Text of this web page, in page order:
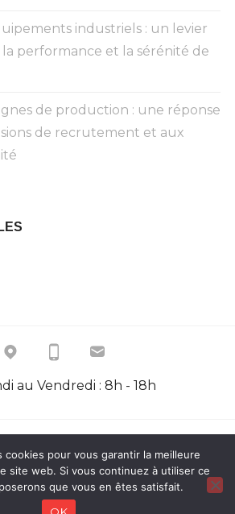
industriels : un levier
performance et la sérénité de
de production : une réponse
de recrutement et aux
au Vendredi : 8h - 18h
PAR WORDPRESS |THÈME : RADCLIFFE 2
PARANDERS NORÉN.
cookies pour vous garantir la meilleure
site web. Si vous continuez à utiliser ce
que vous en êtes satisfait.
OK